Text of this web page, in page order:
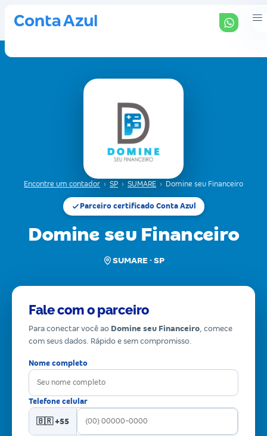
Encontre um contador › SP › SUMARE › Domine seu Financeiro
Parceiro certificado Conta Azul
Domine seu Financeiro
SUMARE · SP
Fale com o parceiro
Para conectar você ao Domine seu Financeiro, comece
com seus dados. Rápido e sem compromisso.
Nome completo
Telefone celular
🇧🇷 +55